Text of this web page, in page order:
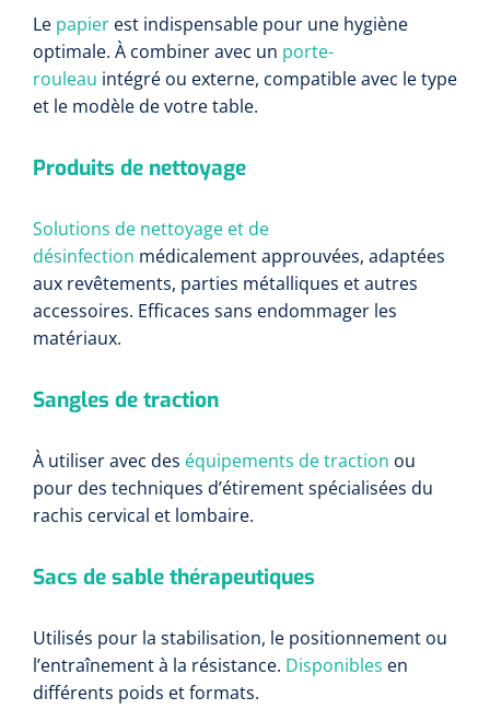
Le papier est indispensable pour une hygiène
optimale. À combiner avec un porte-
rouleau intégré ou externe, compatible avec le type
et le modèle de votre table.
Produits de nettoyage
Solutions de nettoyage et de
désinfection médicalement approuvées, adaptées
aux revêtements, parties métalliques et autres
accessoires. Efficaces sans endommager les
matériaux.
Sangles de traction
À utiliser avec des équipements de traction ou
pour des techniques d’étirement spécialisées du
rachis cervical et lombaire.
Sacs de sable thérapeutiques
Utilisés pour la stabilisation, le positionnement ou
l’entraînement à la résistance. Disponibles en
différents poids et formats.